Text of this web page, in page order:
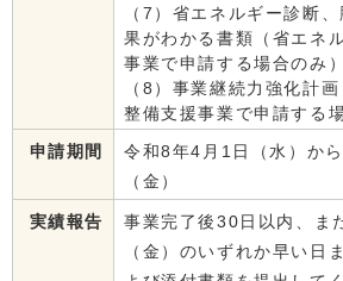
（7）省エネルギー診断
果がわかる書類（省エネ
事業で申請する場合のみ）
（8）事業継続力強化計
整備支援事業で申請する場
申請期間
令和8年4月1日（水）か
（金）
実績報告
事業完了後30日以内、ま
（金）のいずれか早い日